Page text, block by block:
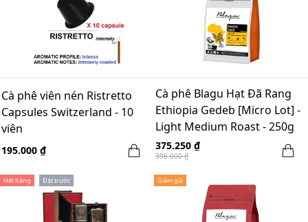
Cà phê viên nén Ristretto
Capsules Switzerland - 10
viên
195.000 ₫
Cà phê Blagu Hạt Đã Rang
Ethiopia Gedeb [Micro Lot] -
Light Medium Roast - 250g
375.250 ₫
395.000 ₫
Hết hàng Đặt trước Giảm giá